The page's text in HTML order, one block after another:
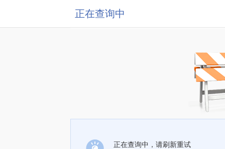
正在查询中
正在查询中，请刷新重试